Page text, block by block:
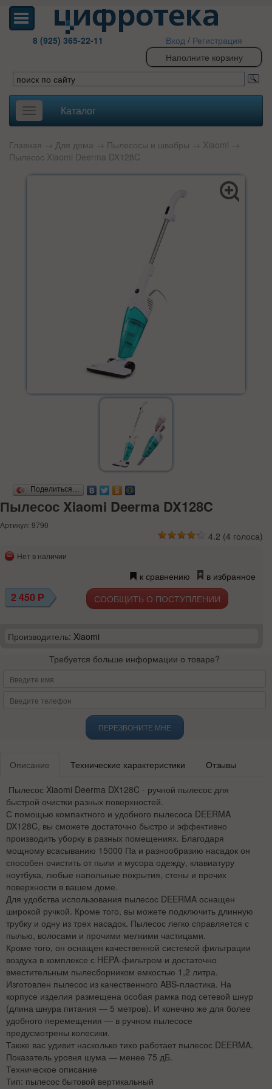
8 (925) 365-22-11 Вход / Регистрация
Наполните корзину
Toggle
navigation
Каталог
Главная → Для дома → Пылесосы и швабры → Xiaomi →
Пылесос Xiaomi Deerma DX128C
Поделиться…
Пылесос Xiaomi Deerma DX128C
Артикул: 9790
4.2 (4 голоса)
Нет в наличии
к сравнению в избранное
2 450 Р СООБЩИТЬ О ПОСТУПЛЕНИИ
Производитель: Xiaomi
Требуется больше информации о товаре?
ПЕРЕЗВОНИТЕ МНЕ
Описание Технические характеристики Отзывы
Пылесос Xiaomi Deerma DX128C - ручной пылесос для
быстрой очистки разных поверхностей.
С помощью компактного и удобного пылесоса DEERMA
DX128C, вы сможете достаточно быстро и эффективно
производить уборку в разных помещениях. Благодаря
мощному всасыванию 15000 Па и разнообразию насадок он
способен очистить от пыли и мусора одежду, клавиатуру
ноутбука, любые напольные покрытия, стены и прочих
поверхности в вашем доме.
Для удобства использования пылесос DEERMA оснащен
широкой ручкой. Кроме того, вы можете подключить длинную
трубку и одну из трех насадок. Пылесос легко справляется с
пылью, волосами и прочими мелкими частицами.
Кроме того, он оснащен качественной системой фильтрации
воздуха в комплексе с HEPA-фильтром и достаточно
вместительным пылесборником емкостью 1,2 литра.
Изготовлен пылесос из качественного ABS-пластика. На
корпусе изделия размещена особая рамка под сетевой шнур
(длина шнура питания — 5 метров). И конечно же для более
удобного перемещения — в ручном пылесосе
предусмотрены колесики.
Также вас удивит насколько тихо работает пылесос DEERMA.
Показатель уровня шума — менее 75 дБ.
Техническое описание
Тип: пылесос бытовой вертикальный